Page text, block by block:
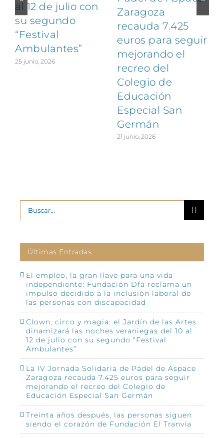
al 12 de julio con
su segundo
“Festival
Ambulantes”
25 junio, 2026
Zaragoza
recauda 7.425
euros para seguir
mejorando el
recreo del
Colegio de
Educación
Especial San
Germán
21 junio, 2026
Buscar:
Últimas Entradas
El empleo, la gran llave para una vida
independiente: Fundación Dfa reclama un
impulso decidido a la inclusión laboral de
las personas con discapacidad
Clown, circo y magia: el Jardín de las Artes
dinamizará las noches veraniegas del 10 al
12 de julio con su segundo “Festival
Ambulantes”
La IV Jornada Solidaria de Pádel de Aspace
Zaragoza recauda 7.425 euros para seguir
mejorando el recreo del Colegio de
Educación Especial San Germán
Treinta años después, las personas siguen
siendo el corazón de Fundación El Tranvía